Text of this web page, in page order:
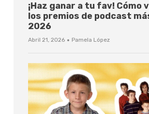
¡Haz ganar a tu fav! Cómo
los premios de podcast
2026
Abril 21, 2026 · Pamela López